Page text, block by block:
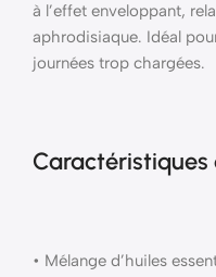
à l’effet enveloppant,
aphrodisiaque. Idéal
journées trop chargées.
• Mélange d’huiles